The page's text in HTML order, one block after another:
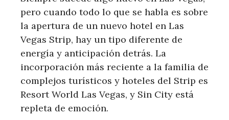
pero cuando todo lo que se habla es sobre
la apertura de un nuevo hotel en Las
Vegas Strip, hay un tipo diferente de
energía y anticipación detrás. La
incorporación más reciente a la familia de
complejos turísticos y hoteles del Strip es
Resort World Las Vegas, y Sin City está
repleta de emoción.